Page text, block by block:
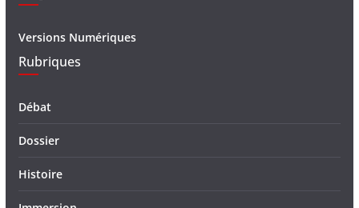
Versions Numériques
Rubriques
Débat
Dossier
Histoire